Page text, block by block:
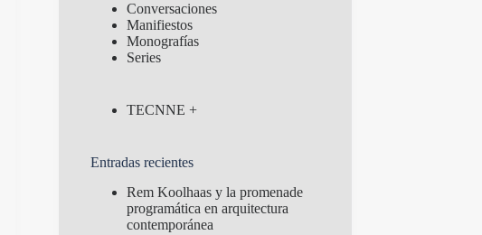
Conversaciones
Manifiestos
Monografías
Series
TECNNE +
Entradas recientes
Rem Koolhaas y la promenade
programática en arquitectura
contemporánea